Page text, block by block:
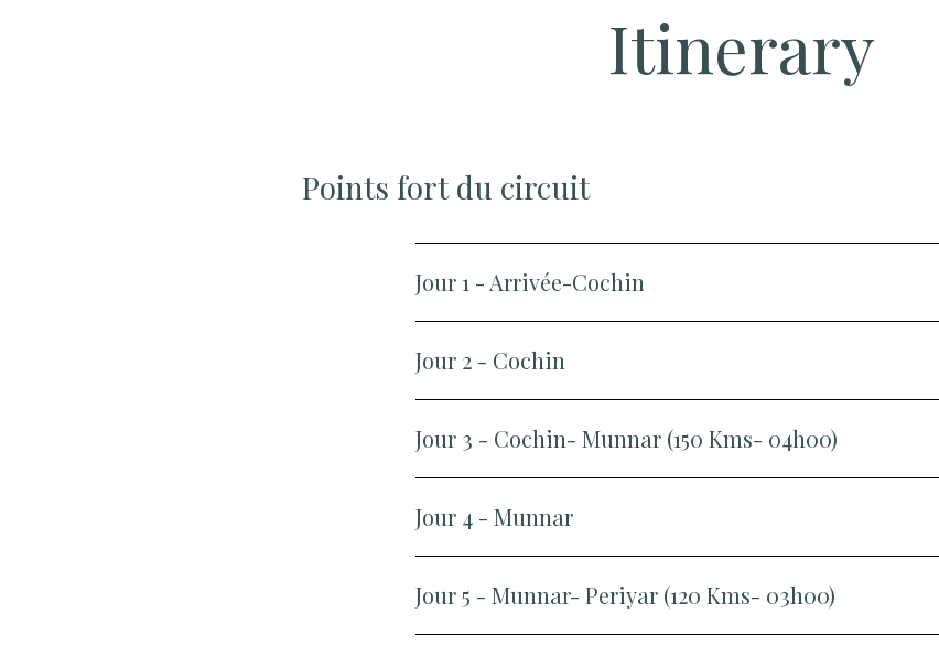
Itinerary
Points fort du circuit
Jour 1 - Arrivée-Cochin
Jour 2 - Cochin
Jour 3 - Cochin- Munnar (150 Kms- 04h00)
Jour 4 - Munnar
Jour 5 - Munnar- Periyar (120 Kms- 03h00)